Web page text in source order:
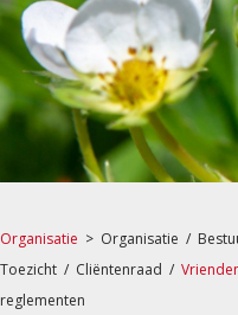
Organisatie > Organisatie /
Toezicht / Cliëntenraad /
reglementen